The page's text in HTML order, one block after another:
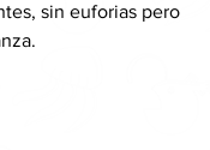
sin euforias pero